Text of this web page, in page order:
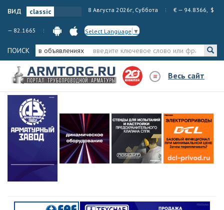
вид 8 Августа 2026г, Суббота € — 94.8366, $
— 82.1665 Select Language ▼
ПОИСК в объявлениях
Весь сайт